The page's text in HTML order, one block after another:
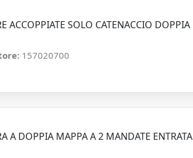
ACCOPPIATE SOLO CATENACCIO DOPPIA
157020700
A DOPPIA MAPPA A 2 MANDATE ENTRATA